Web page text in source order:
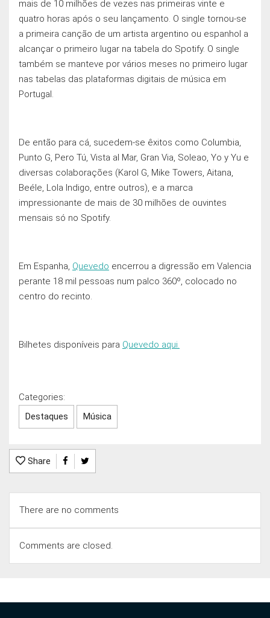
mais de 10 milhões de vezes nas primeiras vinte e
quatro horas após o seu lançamento. O single tornou-se
a primeira canção de um artista argentino ou espanhol a
alcançar o primeiro lugar na tabela do Spotify. O single
também se manteve por vários meses no primeiro lugar
nas tabelas das plataformas digitais de música em
Portugal.
De então para cá, sucedem-se êxitos como Columbia,
Punto G, Pero Tú, Vista al Mar, Gran Via, Soleao, Yo y Yu e
diversas colaborações (Karol G, Mike Towers, Aitana,
Beéle, Lola Indigo, entre outros), e a marca
impressionante de mais de 30 milhões de ouvintes
mensais só no Spotify.
Em Espanha, Quevedo encerrou a digressão em Valencia
perante 18 mil pessoas num palco 360º, colocado no
centro do recinto.
Bilhetes disponíveis para Quevedo aqui.
Categories:
Destaques
Música
Share
There are no comments
Comments are closed.